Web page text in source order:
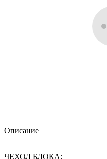
Описание
ЧЕХОЛ БЛОКА: